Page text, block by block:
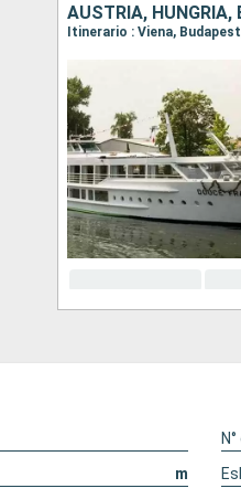
AUSTRIA, HUNGRÍA,
Itinerario : Viena,
m